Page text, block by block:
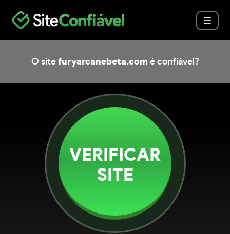
O site furyarcanebeta.com é confiável?
VERIFICAR
SITE